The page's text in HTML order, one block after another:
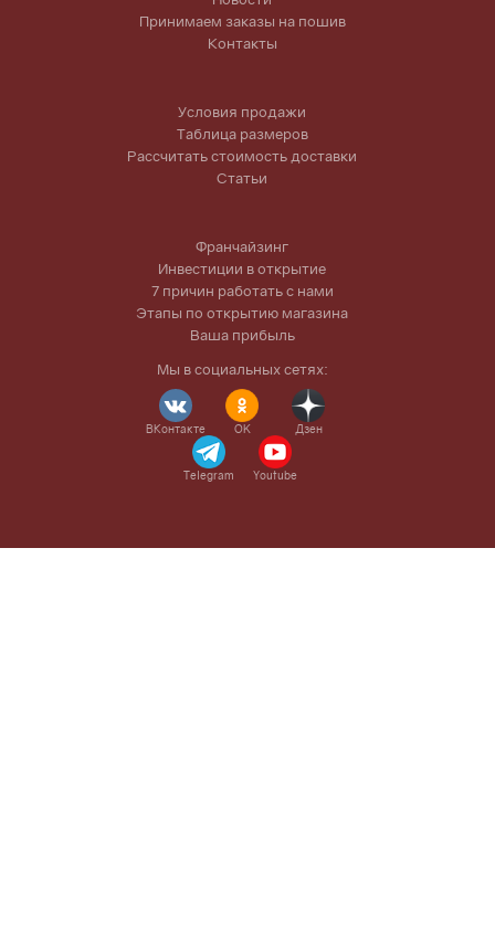
Принимаем заказы на пошив
Контакты
Условия продажи
Таблица размеров
Рассчитать стоимость доставки
Статьи
Франчайзинг
Инвестиции в открытие
7 причин работать с нами
Этапы по открытию магазина
Ваша прибыль
Мы в социальных сетях:
ВКонтакте OK Дзен
Telegram Youtube